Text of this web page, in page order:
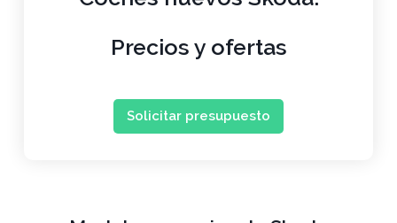
Precios y ofertas
Solicitar presupuesto